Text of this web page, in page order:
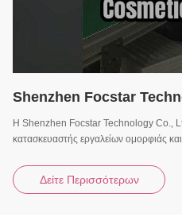
Shenzhen Focstar
Η Shenzhen Focstar Technology Co.,
κατασκευαστής εργαλείων ομορφιάς
Δείτε Περισσότερων